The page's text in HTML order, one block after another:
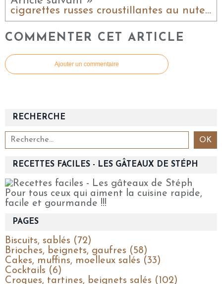
cigarettes russes croustillantes au nutella
COMMENTER CET ARTICLE
Ajouter un commentaire
RECHERCHE
RECETTES FACILES - LES GÂTEAUX DE STÉPH
Pour tous ceux qui aiment la cuisine rapide,
facile et gourmande !!!
PAGES
Biscuits, sablés (72)
Brioches, beignets, gaufres (58)
Cakes, muffins, moelleux salés (33)
Cocktails (6)
Croques, tartines, beignets salés (102)